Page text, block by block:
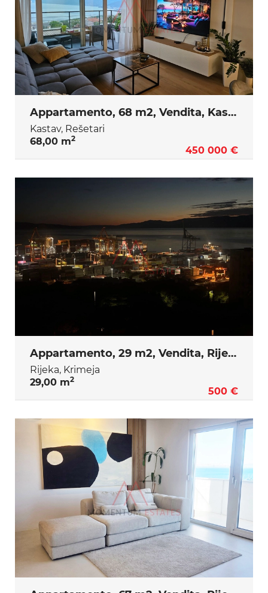
Appartamento, 68 m2, Vendita, Kastav - Rešetari
Kastav, Rešetari
68,00 m2
450 000 €
Appartamento, 29 m2, Vendita, Rijeka - Krimeja
Rijeka, Krimeja
29,00 m2
500 €